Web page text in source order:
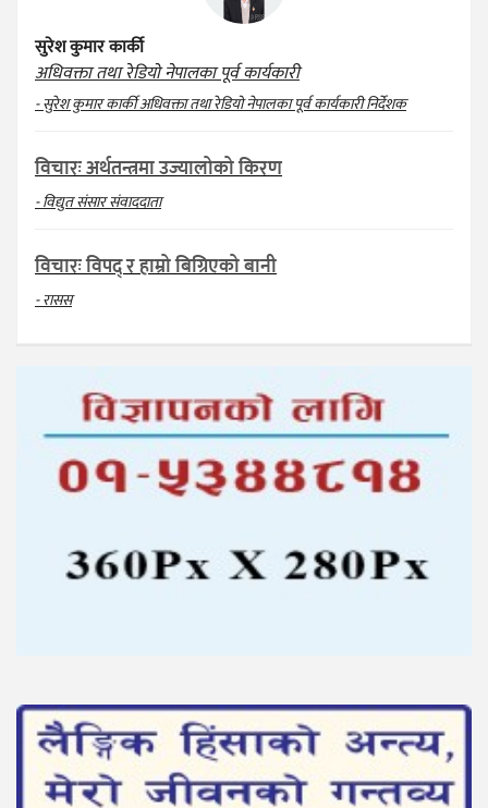
सुरेश कुमार कार्की
अधिवक्ता तथा रेडियो नेपालका पूर्व कार्यकारी
- सुरेश कुमार कार्की अधिवक्ता तथा रेडियो नेपालका पूर्व कार्यकारी निर्देशक
विचारः अर्थतन्त्रमा उज्यालोको किरण
- विद्युत संसार संवाददाता
विचारः विपद् र हाम्रो बिग्रिएको बानी
- रासस